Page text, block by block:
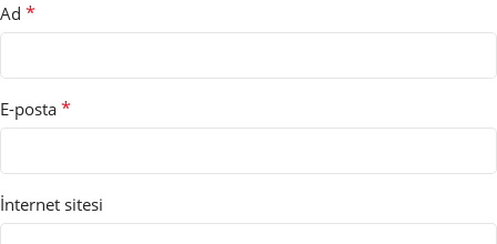
Ad *
E-posta *
İnternet sitesi